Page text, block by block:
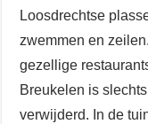
Loosdrechtse
zwemmen en
gezellige
Breukelen is
verwijderd. In de